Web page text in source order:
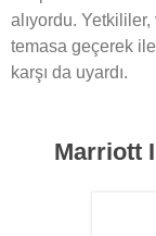
alıyordu. Yetkililer,
temasa geçerek
karşı da uyardı.
Marriott